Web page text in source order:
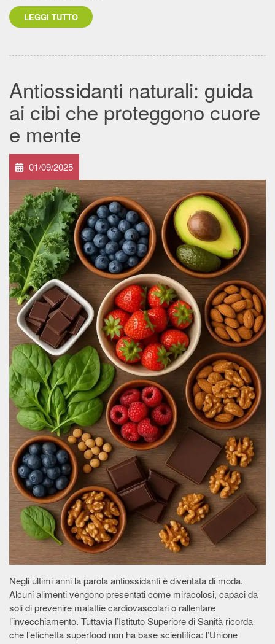
LEGGI TUTTO
Antiossidanti naturali: guida
ai cibi che proteggono cuore
e mente
01/09/2025
Negli ultimi anni la parola antiossidanti è diventata di moda.
Alcuni alimenti vengono presentati come miracolosi, capaci da
soli di prevenire malattie cardiovascolari o rallentare
l’invecchiamento. Tuttavia l’Istituto Superiore di Sanità ricorda
che l’etichetta superfood non ha base scientifica: l’Unione